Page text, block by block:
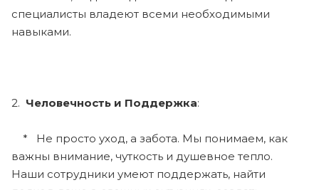
специалисты владеют всеми необходимыми
навыками.
2. Человечность и Поддержка:
* Не просто уход, а забота. Мы понимаем, как
важны внимание, чуткость и душевное тепло.
Наши сотрудники умеют поддержать, найти